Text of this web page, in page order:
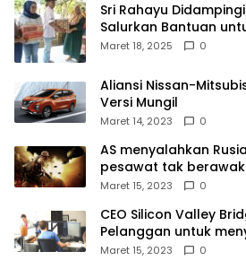
Sri Rahayu
Salurkan Bantuan
Kampek Desa
Maret 18, 2025 0
Aliansi Nissan-
Versi Mungil
Maret 14, 2023 0
AS menyalahkan
pesawat tak berawak
Moskow menyangkal
Maret 15, 2023 0
CEO Silicon Valley
Pelanggan untuk
Mereka
Maret 15, 2023 0